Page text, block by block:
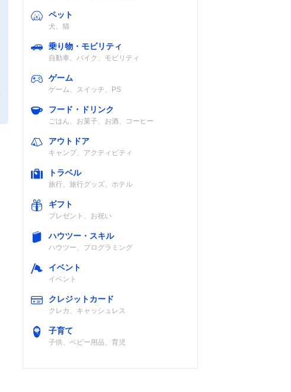
ペット
犬、猫
乗り物・モビリティ
自動車、バイク、モビリティ
ゲーム
ゲーム、スイッチ、PS
フード・ドリンク
ごはん、お菓子、お酒、コーヒー
アウトドア
キャンプ、アクティビティ
トラベル
旅行、旅行グッズ、ホテル
ギフト
プレゼント、お祝い
ハウツー・スキル
ハウツー、プログラミング
イベント
イベント
クレジットカード
クレカ、キャッシュレス
子育て
子供、ベビー用品、育児